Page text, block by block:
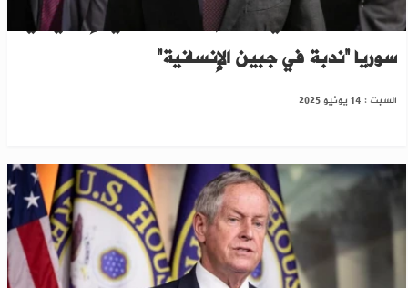
المبعوث الأمريكي: جرائم الحرس الثوري الإيراني في
سوريا “ندبة في جبين الإنسانية”
السبت : 14 يونيو 2025